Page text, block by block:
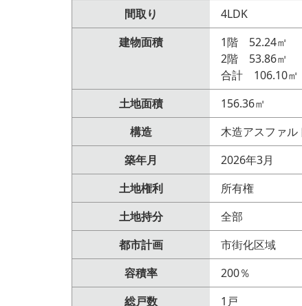
間取り
4LDK
建物面積
1階 52.24㎡
2階 53.86㎡
合計 106.10㎡
土地面積
156.36㎡
構造
木造アスファル
築年月
2026年3月
土地権利
所有権
土地持分
全部
都市計画
市街化区域
容積率
200％
総戸数
1戸